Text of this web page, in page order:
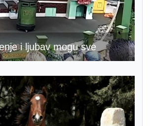
i ljubav mogu sve